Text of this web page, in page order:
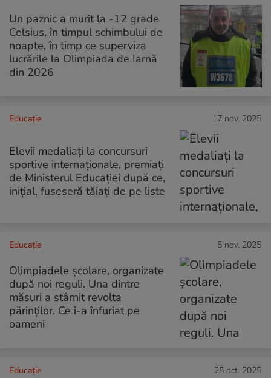
Un paznic a murit la -12 grade
Celsius, în timpul schimbului de
noapte, în timp ce superviza
lucrările la Olimpiada de Iarnă
din 2026
Educație 17 nov. 2025
Elevii medaliați la concursuri
sportive internaționale, premiați
de Ministerul Educației după ce,
inițial, fuseseră tăiați de pe liste
Educație 5 nov. 2025
Olimpiadele școlare, organizate
după noi reguli. Una dintre
măsuri a stârnit revolta
părinților. Ce i-a înfuriat pe
oameni
Educație 25 oct. 2025